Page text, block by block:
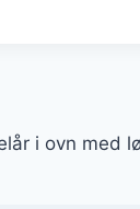
i ovn med